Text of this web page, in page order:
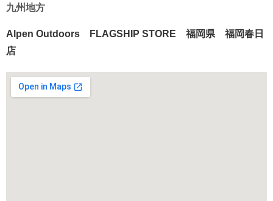
九州地方
Alpen Outdoors FLAGSHIP STORE 福岡県 福岡春日
店